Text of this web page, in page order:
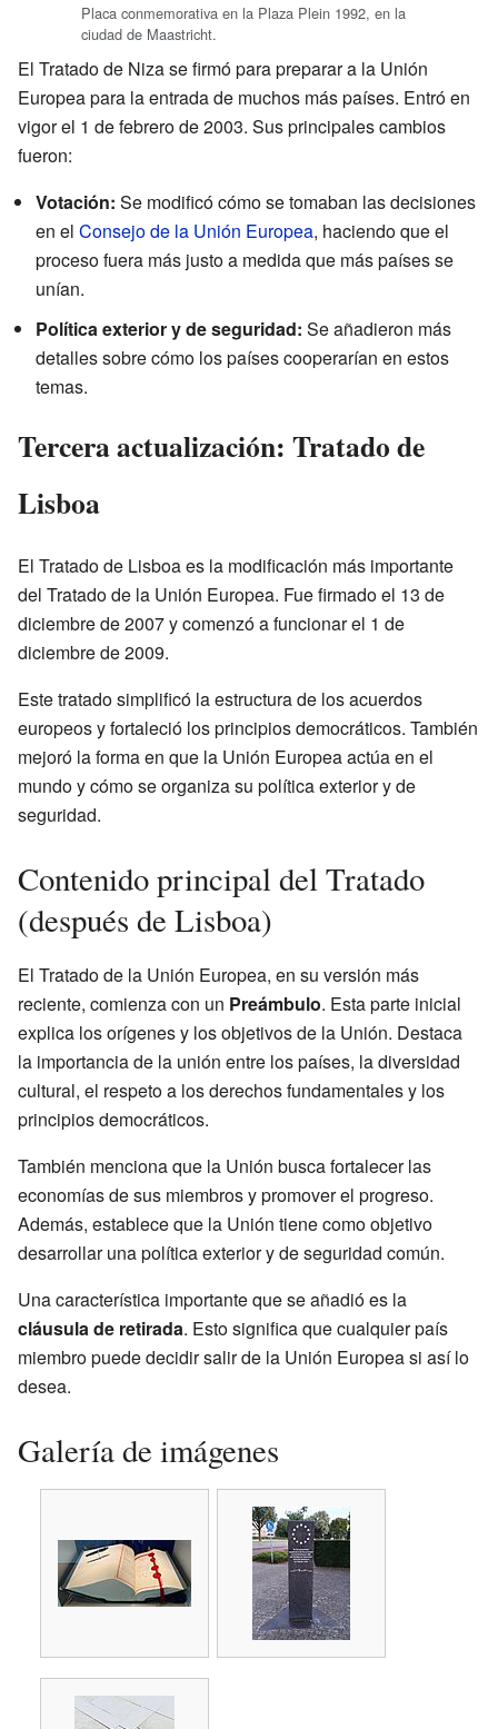
Placa conmemorativa en la Plaza Plein 1992, en la
ciudad de Maastricht.
El Tratado de Niza se firmó para preparar a la Unión
Europea para la entrada de muchos más países. Entró en
vigor el 1 de febrero de 2003. Sus principales cambios
fueron:
Votación: Se modificó cómo se tomaban las decisiones
en el Consejo de la Unión Europea, haciendo que el
proceso fuera más justo a medida que más países se
unían.
Política exterior y de seguridad: Se añadieron más
detalles sobre cómo los países cooperarían en estos
temas.
Tercera actualización: Tratado de
Lisboa
El Tratado de Lisboa es la modificación más importante
del Tratado de la Unión Europea. Fue firmado el 13 de
diciembre de 2007 y comenzó a funcionar el 1 de
diciembre de 2009.
Este tratado simplificó la estructura de los acuerdos
europeos y fortaleció los principios democráticos. También
mejoró la forma en que la Unión Europea actúa en el
mundo y cómo se organiza su política exterior y de
seguridad.
Contenido principal del Tratado
(después de Lisboa)
El Tratado de la Unión Europea, en su versión más
reciente, comienza con un Preámbulo. Esta parte inicial
explica los orígenes y los objetivos de la Unión. Destaca
la importancia de la unión entre los países, la diversidad
cultural, el respeto a los derechos fundamentales y los
principios democráticos.
También menciona que la Unión busca fortalecer las
economías de sus miembros y promover el progreso.
Además, establece que la Unión tiene como objetivo
desarrollar una política exterior y de seguridad común.
Una característica importante que se añadió es la
cláusula de retirada. Esto significa que cualquier país
miembro puede decidir salir de la Unión Europea si así lo
desea.
Galería de imágenes